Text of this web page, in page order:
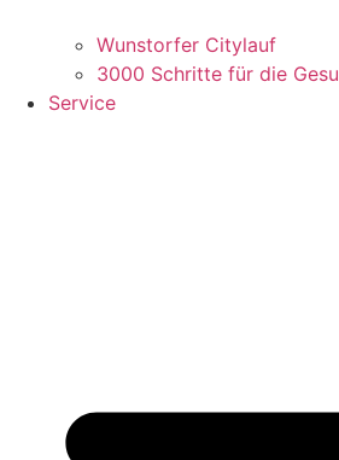
Wunstorfer Citylauf
3000 Schritte für die
Service